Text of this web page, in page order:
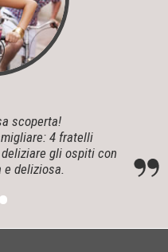
scoperta!
4 fratelli
gli ospiti con
e deliziosa.
•